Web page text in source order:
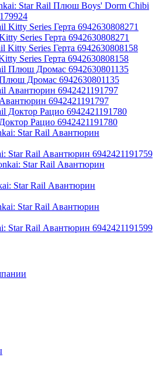
Star Rail Плюш Boys' Dorm Chibi
Series Герта 6942630808271
Series Герта 6942630808158
Дромас 6942630801135
6942421191797
Рацио 6942421191780
Star Rail Авантюрин 6942421191759
Star Rail Авантюрин
Star Rail Авантюрин 6942421191599